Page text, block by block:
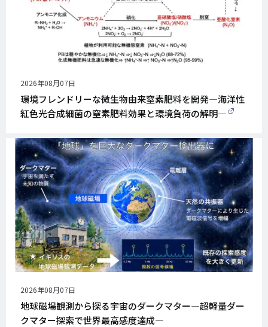
公
開
日
2026年08月07日
環境フレンドリーな微生物由来窒素肥料を開発―海洋性
紅色光合成細菌の窒素肥料効果と環境負荷の解明―
公
開
日
2026年08月07日
地球磁場観測から探る宇宙のダークマター―超軽量ダー
クマター探索で世界最高感度達成―